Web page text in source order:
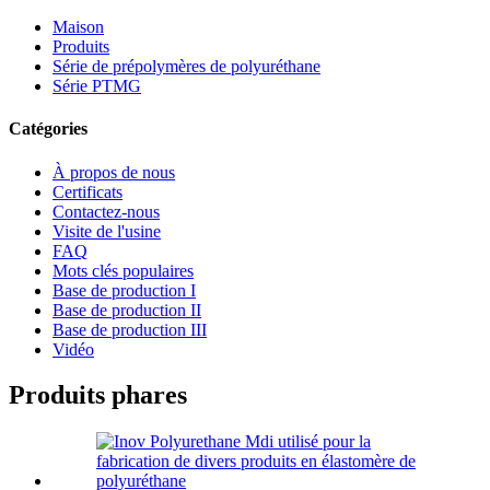
Maison
Produits
Série de prépolymères de polyuréthane
Série PTMG
Catégories
À propos de nous
Certificats
Contactez-nous
Visite de l'usine
FAQ
Mots clés populaires
Base de production I
Base de production II
Base de production III
Vidéo
Produits phares